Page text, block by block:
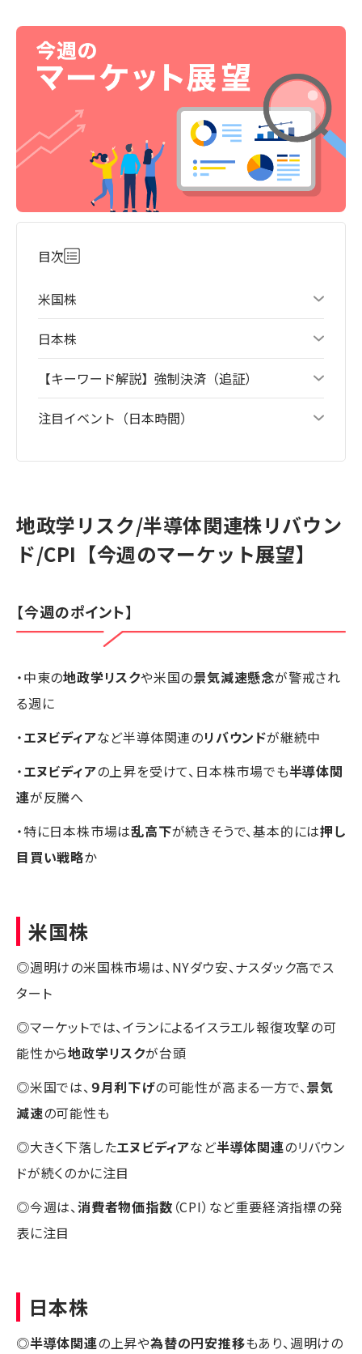
目次
米国株
日本株
【キーワード解説】強制決済（追証）
注目イベント（日本時間）
地政学リスク/半導体関連株リバウン
ド/CPI【今週のマーケット展望】
【今週のポイント】
・中東の地政学リスクや米国の景気減速懸念が警戒され
る週に
・エヌビディアなど半導体関連のリバウンドが継続中
・エヌビディアの上昇を受けて、日本株市場でも半導体関
連が反騰へ
・特に日本株市場は乱高下が続きそうで、基本的には押し
目買い戦略か
米国株
◎週明けの米国株市場は、NYダウ安、ナスダック高でス
タート
◎マーケットでは、イランによるイスラエル報復攻撃の可
能性から地政学リスクが台頭
◎米国では、９月利下げの可能性が高まる一方で、景気
減速の可能性も
◎大きく下落したエヌビディアなど半導体関連のリバウン
ドが続くのかに注目
◎今週は、消費者物価指数 （CPI）など重要経済指標の発
表に注目
日本株
◎半導体関連の上昇や為替の円安推移もあり、週明けの